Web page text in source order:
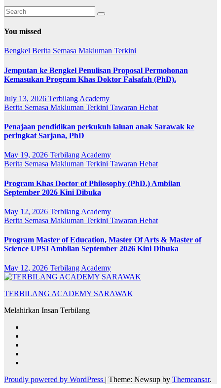
You missed
Bengkel Berita Semasa Makluman Terkini
Jemputan ke Bengkel Penulisan Proposal Permohonan
Kemasukan Program Khas Doktor Falsafah (PhD).
July 13, 2026 Terbilang Academy
Berita Semasa Makluman Terkini Tawaran Hebat
Penajaan pendidikan perkukuh laluan anak Sarawak ke
peringkat Sarjana, PhD
May 19, 2026 Terbilang Academy
Berita Semasa Makluman Terkini Tawaran Hebat
Program Khas Doctor of Philosophy (PhD.) Ambilan
September 2026 Kini Dibuka
May 12, 2026 Terbilang Academy
Berita Semasa Makluman Terkini Tawaran Hebat
Program Master of Education, Master Of Arts & Master of
Science UPSI Ambilan September 2026 Kini Dibuka
May 12, 2026 Terbilang Academy
TERBILANG ACADEMY SARAWAK
Melahirkan Insan Terbilang
Proudly powered by WordPress Theme: Newsup by Themeansar.